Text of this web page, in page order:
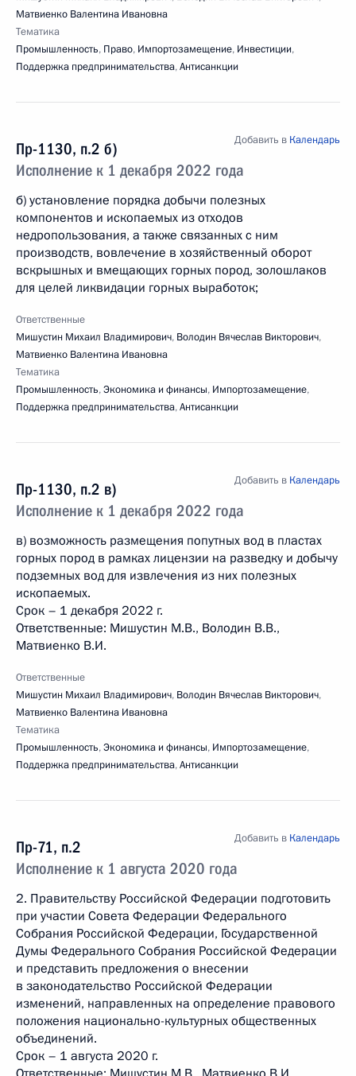
Матвиенко Валентина Ивановна
Тематика
Промышленность, Право, Импортозамещение, Инвестиции,
Поддержка предпринимательства,Антисанкции
Пр-1130, п.2 б)
Исполнение к 1 декабря 2022 года
Добавить в Календарь
б) установление порядка добычи полезных
компонентов и ископаемых из отходов
недропользования, а также связанных с ним
производств, вовлечение в хозяйственный оборот
вскрышных и вмещающих горных пород, золошлаков
для целей ликвидации горных выработок;
Ответственные
Мишустин Михаил Владимирович, Володин Вячеслав Викторович,
Матвиенко Валентина Ивановна
Тематика
Промышленность,Экономика и финансы, Импортозамещение,
Поддержка предпринимательства,Антисанкции
Пр-1130, п.2 в)
Исполнение к 1 декабря 2022 года
Добавить в Календарь
в) возможность размещения попутных вод в пластах
горных пород в рамках лицензии на разведку и добычу
подземных вод для извлечения из них полезных
ископаемых.
Срок – 1 декабря 2022 г.
Ответственные: Мишустин М.В., Володин В.В.,
Матвиенко В.И.
Ответственные
Мишустин Михаил Владимирович, Володин Вячеслав Викторович,
Матвиенко Валентина Ивановна
Тематика
Промышленность,Экономика и финансы, Импортозамещение,
Поддержка предпринимательства,Антисанкции
Пр-71, п.2
Исполнение к 1 августа 2020 года
Добавить в Календарь
2. Правительству Российской Федерации подготовить
при участии Совета Федерации Федерального
Собрания Российской Федерации, Государственной
Думы Федерального Собрания Российской Федерации
и представить предложения о внесении
в законодательство Российской Федерации
изменений, направленных на определение правового
положения национально-культурных общественных
объединений.
Срок – 1 августа 2020 г.